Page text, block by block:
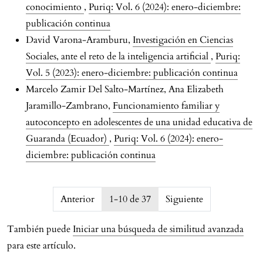
conocimiento , Puriq: Vol. 6 (2024): enero-diciembre:
publicación continua
David Varona-Aramburu, Investigación en Ciencias
Sociales, ante el reto de la inteligencia artificial , Puriq:
Vol. 5 (2023): enero-diciembre: publicación continua
Marcelo Zamir Del Salto-Martínez, Ana Elizabeth
Jaramillo-Zambrano, Funcionamiento familiar y
autoconcepto en adolescentes de una unidad educativa de
Guaranda (Ecuador) , Puriq: Vol. 6 (2024): enero-
diciembre: publicación continua
issue.pagination6a763d6ce4796
Anterior 1-10 de 37 Siguiente
También puede Iniciar una búsqueda de similitud avanzada
para este artículo.